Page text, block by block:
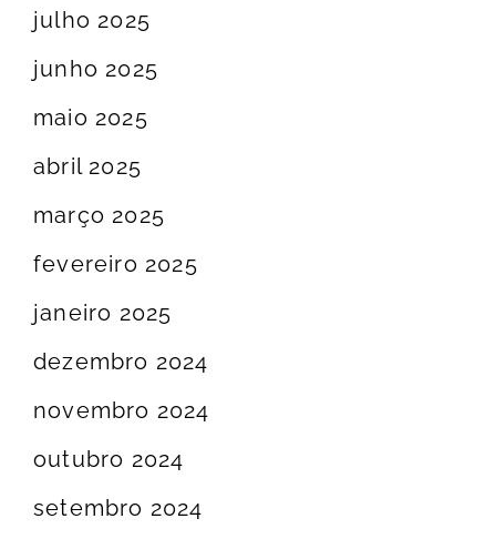
julho 2025
junho 2025
maio 2025
abril 2025
março 2025
fevereiro 2025
janeiro 2025
dezembro 2024
novembro 2024
outubro 2024
setembro 2024